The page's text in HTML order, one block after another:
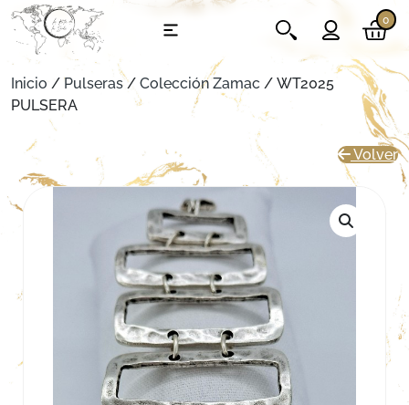
0
Inicio / Pulseras/ Colección Zamac / WT2025
PULSERA
Volver